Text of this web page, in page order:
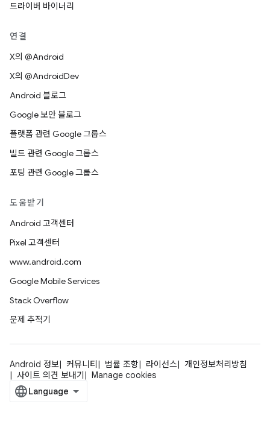
드라이버 바이너리
연결
X의 @Android
X의 @AndroidDev
Android 블로그
Google 보안 블로그
플랫폼 관련 Google 그룹스
빌드 관련 Google 그룹스
포팅 관련 Google 그룹스
도움받기
Android 고객센터
Pixel 고객센터
www.android.com
Google Mobile Services
Stack Overflow
문제 추적기
Android 정보 커뮤니티 법률 조항 라이선스
개인정보처리방침
사이트 의견 보내기
Manage cookies